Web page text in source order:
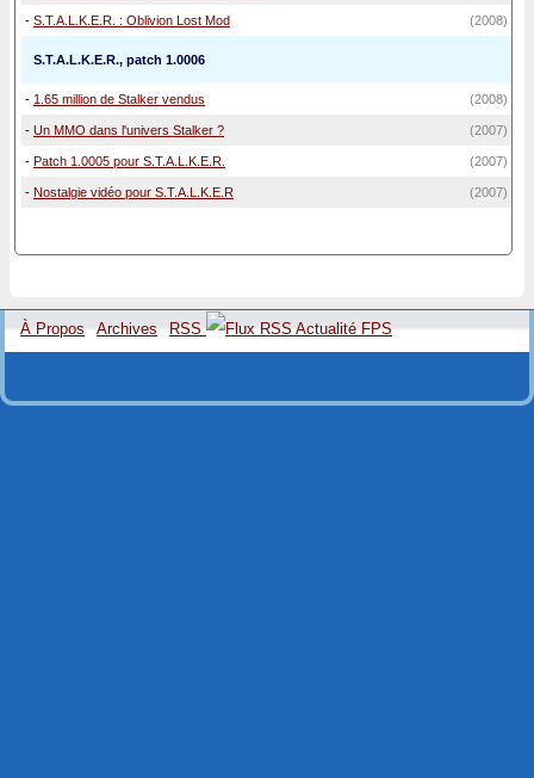
- S.T.A.L.K.E.R. : Oblivion Lost Mod (2008)
S.T.A.L.K.E.R., patch 1.0006
- 1.65 million de Stalker vendus (2008)
- Un MMO dans l'univers Stalker ? (2007)
- Patch 1.0005 pour S.T.A.L.K.E.R. (2007)
- Nostalgie vidéo pour S.T.A.L.K.E.R (2007)
À Propos Archives RSS